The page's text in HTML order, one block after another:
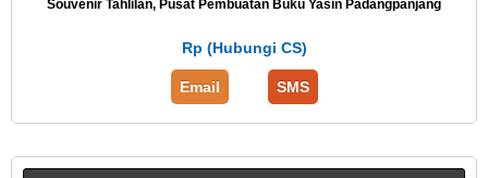
Souvenir Tahlilan, Pusat Pembuatan Buku Yasin Padangpanjang
Rp (Hubungi CS)
Email SMS